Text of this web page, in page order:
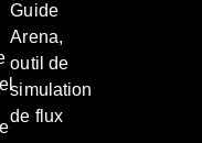
Guide
Arena,
outil de
simulation
de flux